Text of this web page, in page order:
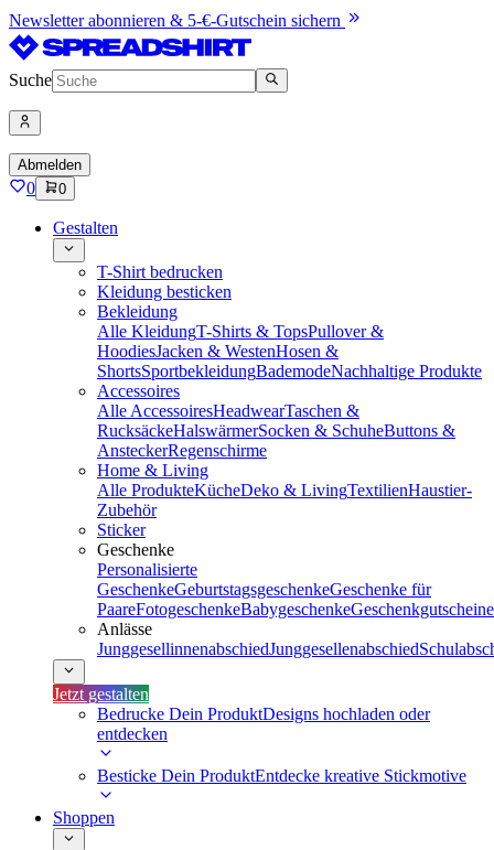
Newsletter abonnieren & 5-€-Gutschein sichern
Suche
Abmelden
0 0
Gestalten
T-Shirt bedrucken
Kleidung besticken
Bekleidung
Alle KleidungT-Shirts & TopsPullover &
HoodiesJacken & WestenHosen &
ShortsSportbekleidungBademodeNachhaltige Produkte
Accessoires
Alle AccessoiresHeadwearTaschen &
RucksäckeHalswärmerSocken & SchuheButtons &
AnsteckerRegenschirme
Home & Living
Alle ProdukteKücheDeko & LivingTextilienHaustier-
Zubehör
Sticker
Geschenke
Personalisierte
GeschenkeGeburtstagsgeschenkeGeschenke für
PaareFotogeschenkeBabygeschenkeGeschenkgutscheine
Anlässe
JunggesellinnenabschiedJunggesellenabschied
Jetzt gestalten
Bedrucke Dein ProduktDesigns hochladen oder
entdecken
Besticke Dein ProduktEntdecke kreative Stickmotive
Shoppen